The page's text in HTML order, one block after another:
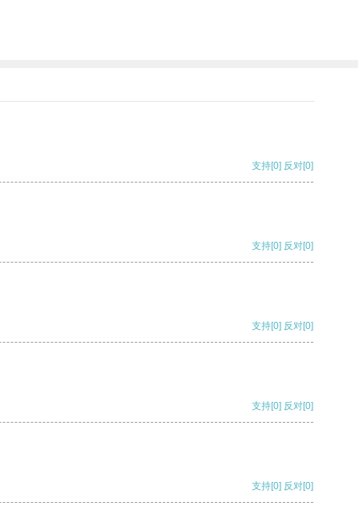
支持[0] 反对[0]
支持[0] 反对[0]
支持[0] 反对[0]
支持[0] 反对[0]
支持[0] 反对[0]